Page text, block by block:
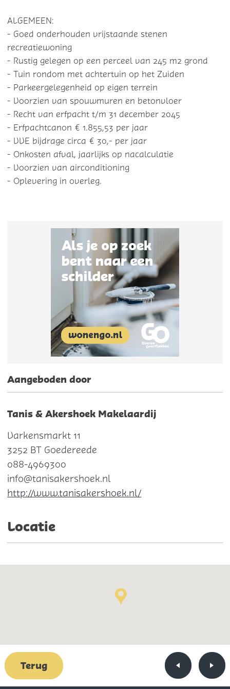
ALGEMEEN:
- Goed onderhouden vrijstaande stenen
recreatiewoning
- Rustig gelegen op een perceel van 245 m2 grond
- Tuin rondom met achtertuin op het Zuiden
- Parkeergelegenheid op eigen terrein
- Voorzien van spouwmuren en betonvloer
- Recht van erfpacht t/m 31 december 2045
- Erfpachtcanon € 1.855,53 per jaar
- VVE bijdrage circa € 30,- per jaar
- Onkosten afval, jaarlijks op nacalculatie
- Voorzien van airconditioning
- Oplevering in overleg.
Aangeboden door
Tanis & Akershoek Makelaardij
Varkensmarkt 11
3252 BT Goedereede
088-4969300
info@tanisakershoek.nl
http://www.tanisakershoek.nl/
Locatie
Terug